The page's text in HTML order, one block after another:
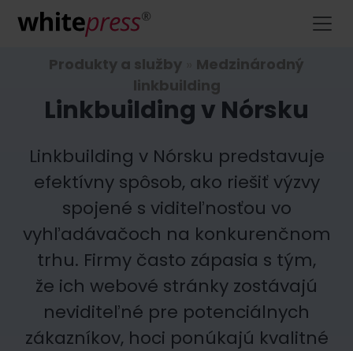
Produkty a služby
Medzinárodný
linkbuilding
Linkbuilding v Nórsku
Linkbuilding v Nórsku predstavuje
efektívny spôsob, ako riešiť výzvy
spojené s viditeľnosťou vo
vyhľadávačoch na konkurenčnom
trhu. Firmy často zápasia s tým,
že ich webové stránky zostávajú
neviditeľné pre potenciálnych
zákazníkov, hoci ponúkajú kvalitné